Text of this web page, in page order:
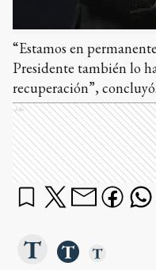
“Estamos en
Presidente también lo
recuperación”, concluyó.
Ads